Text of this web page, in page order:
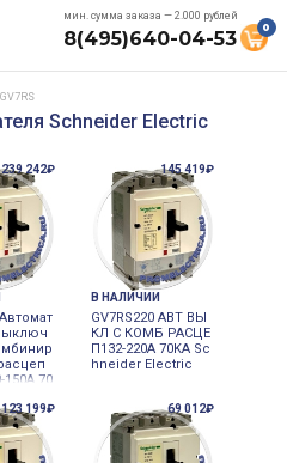
мин. сумма заказа — 2.000 рублей
8(495)640-04-53 0
GV7RS
Schneider Electric
239 242₽
70
145 419₽
В НАЛИЧИИ
GV7RS220 АВТ ВЫ
КЛ С КОМБ РАСЦЕ
П132-220A 70KA Sc
hneider Electric
123 199₽ 69 012₽